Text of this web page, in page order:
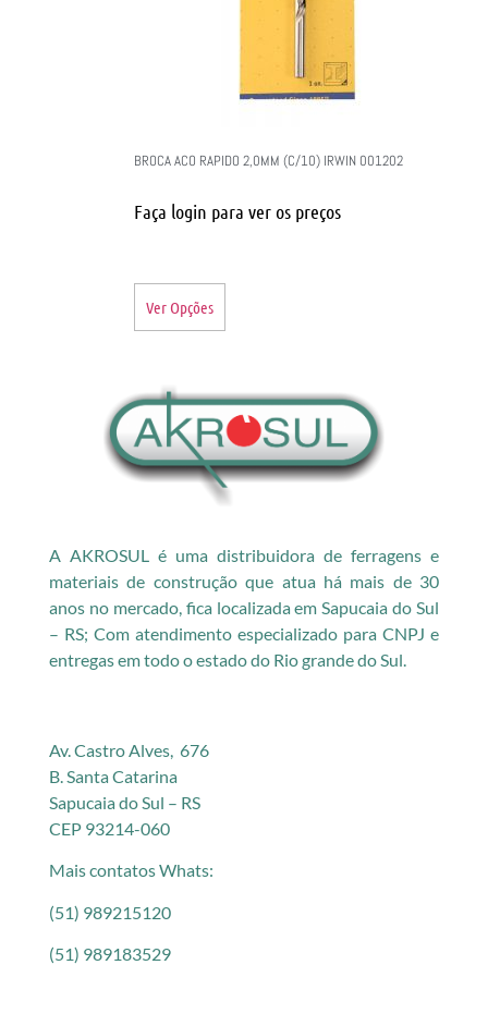
BROCA ACO RAPIDO 2,0MM (C/10) IRWIN 001202
Faça login para ver os preços
Ver Opções
A AKROSUL é uma distribuidora de ferragens e
materiais de construção que atua há mais de 30
anos no mercado, fica localizada em Sapucaia do Sul
– RS; Com atendimento especializado para CNPJ e
entregas em todo o estado do Rio grande do Sul.
Av. Castro Alves, 676
B. Santa Catarina
Sapucaia do Sul – RS
CEP 93214-060
Mais contatos Whats:
(51) 989215120
(51) 989183529